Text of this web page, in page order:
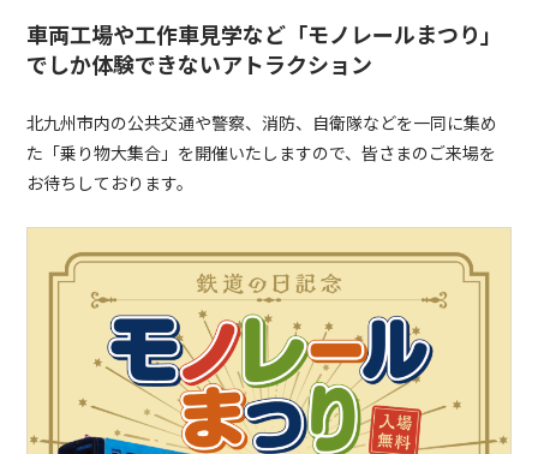
車両工場や工作車見学など「モノレールまつり」
でしか体験できないアトラクション
北九州市内の公共交通や警察、消防、自衛隊などを一同に集め
た「乗り物大集合」を開催いたしますので、皆さまのご来場を
お待ちしております。